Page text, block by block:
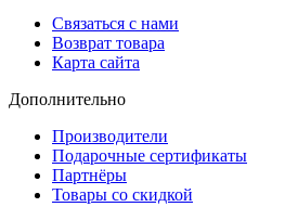
Связаться с нами
Возврат товара
Карта сайта
Дополнительно
Производители
Подарочные сертификаты
Партнёры
Товары со скидкой